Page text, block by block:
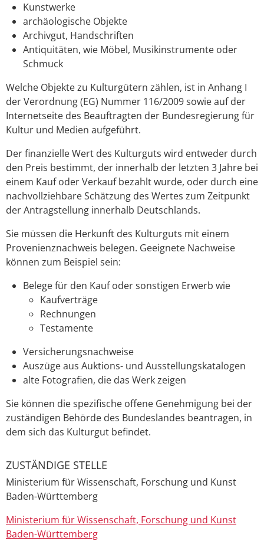
Kunstwerke
archäologische Objekte
Archivgut, Handschriften
Antiquitäten, wie Möbel, Musikinstrumente oder
Schmuck
Welche Objekte zu Kulturgütern zählen, ist in Anhang I
der Verordnung (EG) Nummer 116/2009 sowie auf der
Internetseite des Beauftragten der Bundesregierung für
Kultur und Medien aufgeführt.
Der finanzielle Wert des Kulturguts wird entweder durch
den Preis bestimmt, der innerhalb der letzten 3 Jahre bei
einem Kauf oder Verkauf bezahlt wurde, oder durch eine
nachvollziehbare Schätzung des Wertes zum Zeitpunkt
der Antragstellung innerhalb Deutschlands.
Sie müssen die Herkunft des Kulturguts mit einem
Provenienznachweis belegen. Geeignete Nachweise
können zum Beispiel sein:
Belege für den Kauf oder sonstigen Erwerb wie
Kaufverträge
Rechnungen
Testamente
Versicherungsnachweise
Auszüge aus Auktions- und Ausstellungskatalogen
alte Fotografien, die das Werk zeigen
Sie können die spezifische offene Genehmigung bei der
zuständigen Behörde des Bundeslandes beantragen, in
dem sich das Kulturgut befindet.
ZUSTÄNDIGE STELLE
Ministerium für Wissenschaft, Forschung und Kunst
Baden-Württemberg
Ministerium für Wissenschaft, Forschung und Kunst
Baden-Württemberg